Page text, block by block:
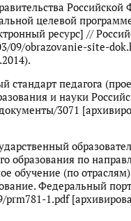
целевой
ресурс] //
09/obrazovanie-site-
стандарт педагога
и науки
3071
образования по
обучение (по
Федеральный
prm781-1.pdf